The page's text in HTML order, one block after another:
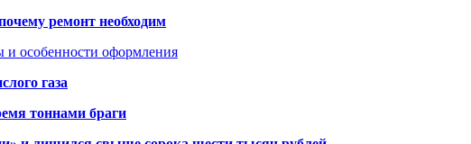
ремонт необходим
и особенности оформления
газа
тоннами браги